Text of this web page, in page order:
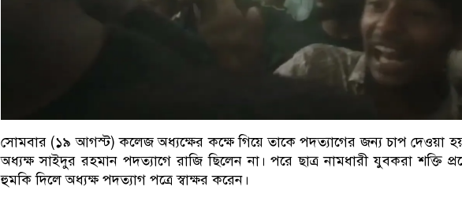
সোমবার (১৯ আগস্ট) কলেজ অধ্যক্ষের কক্ষে গিয়ে তাকে পদত্যাগের জন্য চাপ দেওয়া
অধ্যক্ষ সাইদুর রহমান পদত্যাগে রাজি ছিলেন না। পরে ছাত্র নামধারী যুবকরা শক্তি
হুমকি দিলে অধ্যক্ষ পদত্যাগ পত্রে স্বাক্ষর করেন।